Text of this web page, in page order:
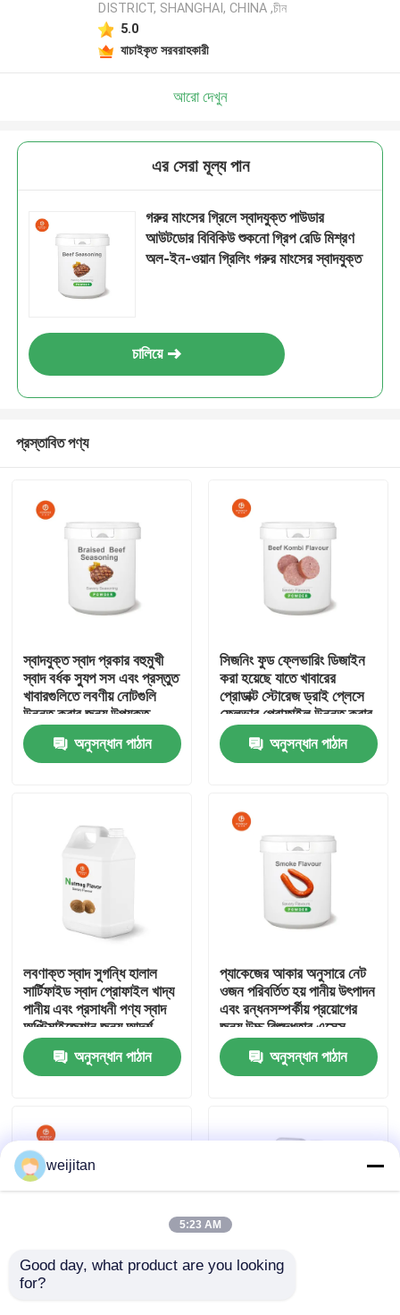
আমাদের সম্পর্কে
কারখানা ভ্রমণ
মান নিয়ন্ত্রণ
যোগাযোগ করুন
উদ্ধৃতির জন্য আবেদন
DISTRICT, SHANGHAI, CHINA ,চীন
5.0
যাচাইকৃত সরবরাহকারী
আরো দেখুন
এর সেরা মূল্য পান
গরুর মাংসের গ্রিলে স্বাদযুক্ত পাউডার
আউটডোর বিবিকিউ শুকনো গ্রিপ রেডি মিশ্রণ
অল-ইন-ওয়ান গ্রিলিং গরুর মাংসের স্বাদযুক্ত
চালিয়ে
প্রস্তাবিত পণ্য
স্বাদযুক্ত স্বাদ প্রকার বহুমুখী
স্বাদ বর্ধক স্যুপ সস এবং প্রস্তুত
খাবারগুলিতে লবণীয় নোটগুলি
উন্নত করার জন্য উপযুক্ত
অনুসন্ধান পাঠান
সিজনিং ফুড ফ্লেভারিং ডিজাইন
করা হয়েছে যাতে খাবারের
প্রোডাক্ট স্টোরেজ ড্রাই প্লেসে
ফ্লেভার প্রোফাইল উন্নত করার
পরামর্শ দেওয়া হয়
অনুসন্ধান পাঠান
লবণাক্ত স্বাদ সুগন্ধি হালাল
সার্টিফাইড স্বাদ প্রোফাইল খাদ্য
পানীয় এবং প্রসাধনী পণ্য স্বাদ
অপ্টিমাইজেশান জন্য আদর্শ
অনুসন্ধান পাঠান
প্যাকেজের আকার অনুসারে নেট
ওজন পরিবর্তিত হয় পানীয় উৎপাদন
এবং রন্ধনসম্পর্কীয় প্রয়োগের
জন্য উচ্চ বিশুদ্ধতার এসেন্স
ফ্লেভার এক্সট্র্যাক্ট
অনুসন্ধান পাঠান
১২ মাস শেলফ লাইফ সুস্বাদু
weijitan
5:23 AM
Good day, what product are you looking
for?